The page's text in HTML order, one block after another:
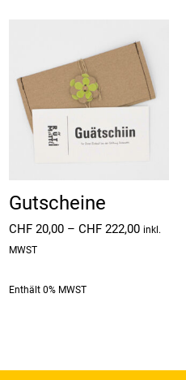
Gutscheine
CHF 20,00 –CHF 222,00 inkl.
MWST
Enthält 0% MWST